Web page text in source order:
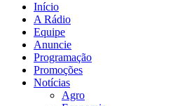
Início
A Rádio
Equipe
Anuncie
Programação
Promoções
Notícias
Agro